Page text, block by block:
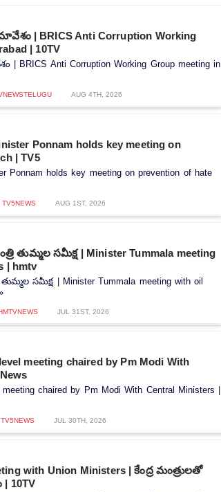
| BRICS Anti Corruption Working
| 10TV
Anti Corruption Working Group meeting in
AUG 4TH, 2026
Ponnam holds key meeting on
| TV5
Ponnam holds key meeting on prevention of hate
TV5NEWS AUG 1ST, 2026
సమీక్ష | Minister Tummala meeting
| hmtv
సమీక్ష | Minister Tummala meeting with oil
JUL 31ST, 2026
meeting chaired by Pm Modi With
chaired by Pm Modi With Central Ministers |
TV5NEWS JUL 30TH, 2026
with Union Ministers | కేంద్ర మంత్రులతో
10TV